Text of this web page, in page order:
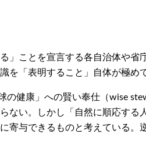
」ことを宣言する各自治体や省
「表明すること」自体が極め
健康」への賢い奉仕（wise
ない。しかし「自然に順応する
与できるものと考えている。